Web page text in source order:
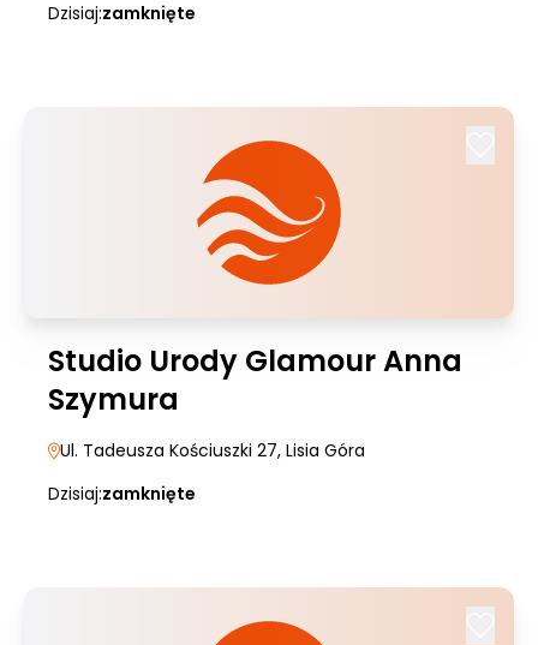
Dzisiaj:zamknięte
Studio Urody Glamour Anna
Szymura
Ul. Tadeusza Kościuszki 27, Lisia Góra
Dzisiaj:zamknięte